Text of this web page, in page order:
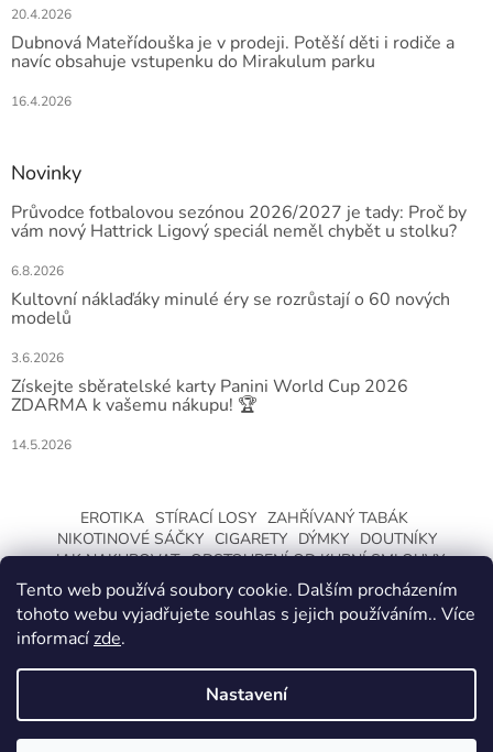
Tento web používá soubory cookie. Dalším procházením
tohoto webu vyjadřujete souhlas s jejich používáním.. Více
informacízde.
Nastavení
20.4.2026
Dubnová Mateřídouška je v prodeji. Potěší děti i rodiče a
navíc obsahuje vstupenku do Mirakulum parku
16.4.2026
Novinky
Průvodce fotbalovou sezónou 2026/2027 je tady: Proč by
vám nový Hattrick Ligový speciál neměl chybět u stolku?
6.8.2026
Kultovní náklaďáky minulé éry se rozrůstají o 60 nových
modelů
3.6.2026
Získejte sběratelské karty Panini World Cup 2026
ZDARMA k vašemu nákupu! 🏆
14.5.2026
EROTIKA STÍRACÍ LOSY ZAHŘÍVANÝ TABÁK
NIKOTINOVÉ SÁČKY CIGARETY DÝMKY
DOUTNÍKY
JAK NAKUPOVAT ODSTOUPENÍ OD KUPNÍ SMLOUVY
Vytvořil Shoptet